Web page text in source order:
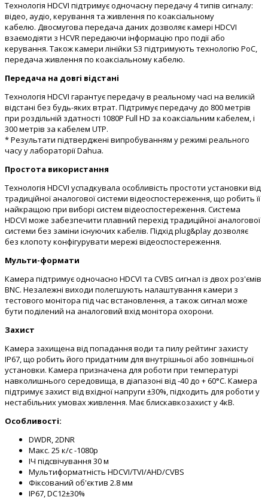
Технологія HDCVI підтримує одночасну передачу 4 типів сигналу:
відео, аудіо, керування та живлення по коаксіальному
кабелю. Двосмугова передача даних дозволяє камері HDCVI
взаємодіяти з HCVR передаючи інформацію про події або
керування. Також камери лінійки S3 підтримують технологію PoC,
передача живлення по коаксіальному кабелю.
Передача на довгі відстані
Технологія HDCVI гарантує передачу в реальному часі на великій
відстані без будь-яких втрат. Підтримує передачу до 800 метрів
при роздільній здатності 1080P Full HD за коаксіальним кабелем, і
300 метрів за кабелем UTP.
* Результати підтверджені випробуванням у режимі реального
часу у лабораторії Dahua.
Простота використання
Технологія HDCVI успадкувала особливість простоти установки від
традиційної аналогової системи відеоспостереження, що робить її
найкращою при виборі систем відеоспостереження. Система
HDCVI може забезпечити плавний перехід традиційної аналогової
системи без заміни існуючих кабелів. Підхід plug&play дозволяє
без клопоту конфігурувати мережі відеоспостереження.
Мульти-формати
Камера підтримує одночасно HDCVI та CVBS сигнал із двох роз'ємів
BNC. Незалежні виходи полегшують налаштування камери з
тестового монітора під час встановлення, а також сигнал може
бути поділений на аналоговий вхід монітора охорони.
Захист
Камера захищена від попадання води та пилу рейтинг захисту
IP67, що робить його придатним для внутрішньої або зовнішньої
установки. Камера призначена для роботи при температурі
навколишнього середовища, в діапазоні від -40 до + 60°С. Камера
підтримує захист від вхідної напруги ±30%, підходить для роботи у
нестабільних умовах живлення. Має блискавкозахист у 4кВ.
Особливості:
DWDR, 2DNR
Макс. 25 к/с -1080р
ІЧ підсвічування 30 м
Мультиформатність HDCVI/TVI/AHD/CVBS
Фіксований об'єктив 2.8 мм
IP67, DC12±30%